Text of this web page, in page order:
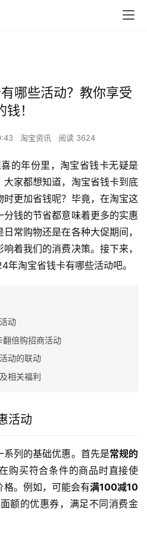
哪些活动？教你享受
！
淘宝资讯 阅读 3624
的年份里，淘宝省钱卡无疑是
家都想知道，淘宝省钱卡到底
更加省钱呢？毕竟，在淘宝这
钱的节省都意味着更多的实惠
常购物还是在各种大促期间，
着我们的消费决策。接下来，
淘宝省钱卡有哪些活动吧。
动
倍购招商活动
动的联动
相关福利
活动
列的基础优惠。首先是常规的
购买符合条件的商品时直接使
。例如，可能会有满100减10
额的优惠券，满足不同消费金